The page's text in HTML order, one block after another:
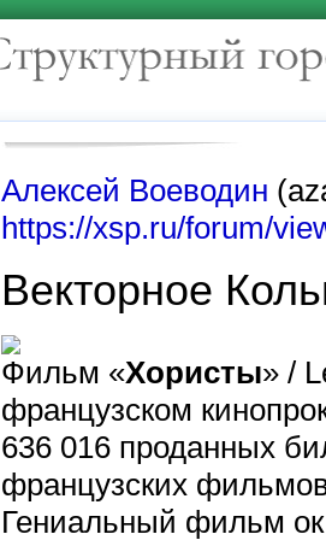
Алексей Воеводин
https://xsp.ru/forum/
Векторное
Фильм «Хористы» /
французском
636 016 проданных
французских
Гениальный фильм